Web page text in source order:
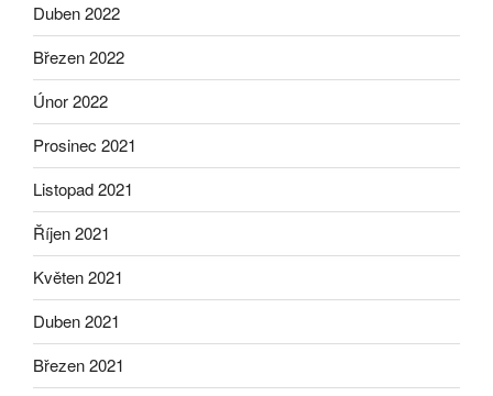
Duben 2022
Březen 2022
Únor 2022
Prosinec 2021
Listopad 2021
Říjen 2021
Květen 2021
Duben 2021
Březen 2021